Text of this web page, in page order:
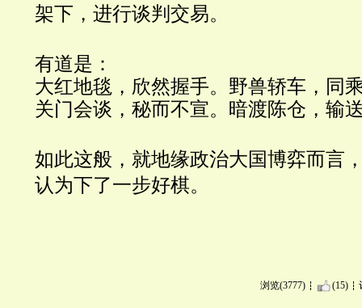
架下，进行谈判交易。
有道是：
大红地毯，欣然握手。 野兽轿车，同
关门会谈，秘而不宣。暗渡陈仓 ，输
如此这般，就地缘政治大国博弈而言
认为下了一步好棋。
浏览(3777) (15)